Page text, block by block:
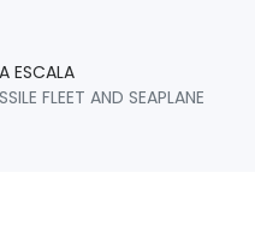
ESCALA
FLEET AND SEAPLANE